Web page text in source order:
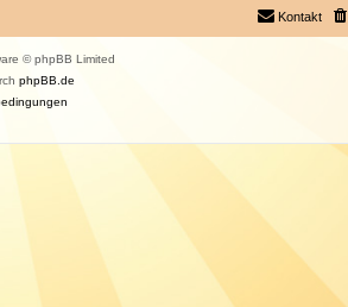
Kontakt
© phpBB Limited
phpBB.de